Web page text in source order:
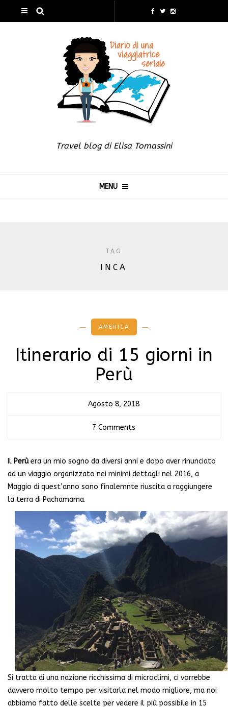
Travel blog di Elisa Tomassini
MENU
TAG
INCA
AMERICA
Itinerario di 15 giorni in
Perù
Agosto 8, 2018
7 Comments
Il Perùera un mio sogno da diversi anni e dopo aver rinunciato
ad un viaggio organizzato nei minimi dettagli nel 2016, a
Maggio di quest’anno sono finalemnte riuscita a raggiungere
la terra di Pachamama.
Si tratta di una nazione ricchissima di microclimi, ci vorrebbe
davvero molto tempo per visitarla nel modo migliore, ma noi
abbiamo fatto delle scelte per vedere il più possibile in 15